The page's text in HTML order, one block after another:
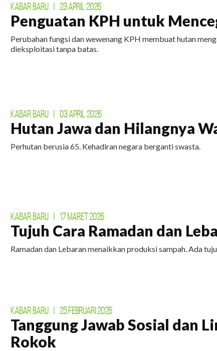
KABAR BARU | 23 APRIL 2026
Penguatan KPH untuk
Perubahan fungsi dan wewenang KPH membuat hutan
dieksploitasi tanpa batas.
KABAR BARU | 03 APRIL 2026
Hutan Jawa dan Hilangnya
Perhutan berusia 65. Kehadiran negara berganti swasta.
KABAR BARU | 17 MARET 2026
Tujuh Cara Ramadan dan
Ramadan dan Lebaran menaikkan produksi sampah. Ada
KABAR BARU | 25 FEBRUARI 2026
Tanggung Jawab Sosial dan
Rokok